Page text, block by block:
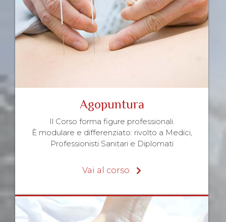
Agopuntura
Il Corso forma figure professionali.
È modulare e differenziato: rivolto a Medici,
Professionisti Sanitari e Diplomati
Vai al corso